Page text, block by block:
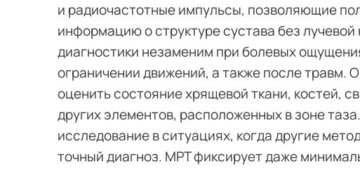
и радиочастотные импульсы, позволяющие
информацию о структуре сустава без лучевой
диагностики незаменим при болевых
ограничении движений, а также после травм.
оценить состояние хрящевой ткани, костей,
других элементов, расположенных в зоне
исследование в ситуациях, когда другие
точный диагноз. МРТ фиксирует даже